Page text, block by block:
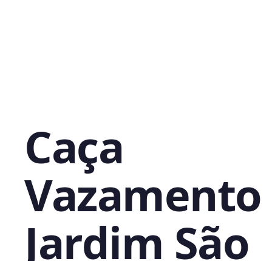
Caça
Jardim São